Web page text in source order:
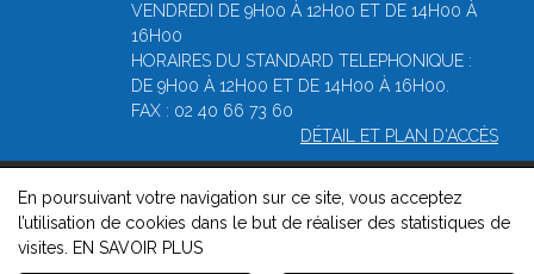
VENDREDI DE 9H00 À 12H00 ET DE 14H00 À
16H00
HORAIRES DU STANDARD TELEPHONIQUE :
DE 9H00 À 12H00 ET DE 14H00 À 16H00.
FAX : 02 40 66 73 60
DÉTAIL ET PLAN D'ACCÈS
© 2026, Greffe du tribunal de commerce de Saint-Nazaire -
Mentions légales-Contact -Gestion des cookies-Politique de
confidentialité et de cookies
En poursuivant votre navigation sur ce site, vous acceptez
l’utilisation de cookies dans le but de réaliser des statistiques de
visites.
EN SAVOIR PLUS